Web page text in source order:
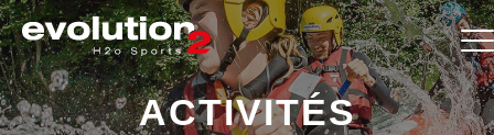
ACTIVITÉS